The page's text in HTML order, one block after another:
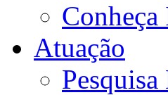
Conheça
Atuação